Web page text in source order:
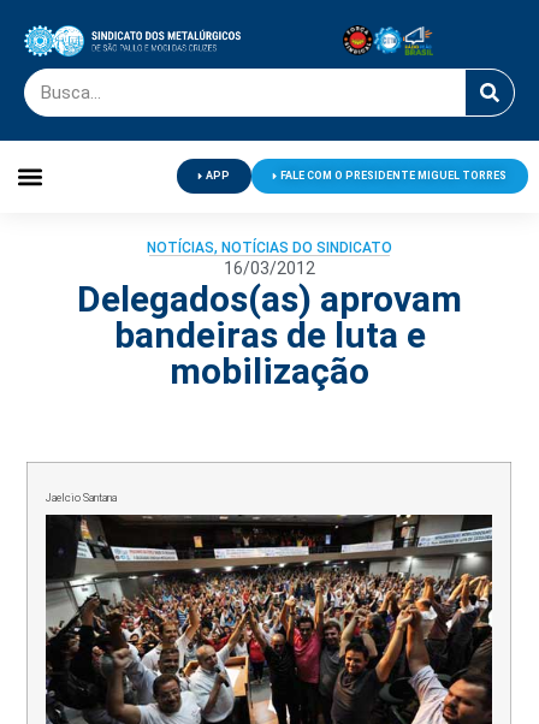
APP FALE COM O PRESIDENTE MIGUEL TORRES
NOTÍCIAS, NOTÍCIAS DO SINDICATO
16/03/2012
Delegados(as) aprovam
bandeiras de luta e
mobilização
Jaelcio Santana